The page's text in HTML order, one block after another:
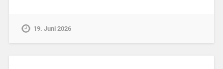
19. Juni 2026